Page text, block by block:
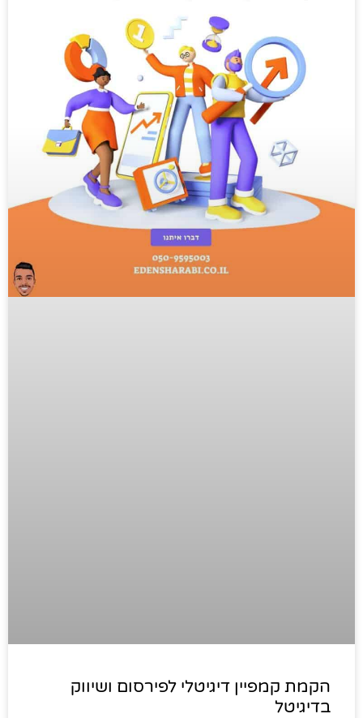
הקמת קמפיין דיגיטלי לפירסום ושיווק
בדיגיטל